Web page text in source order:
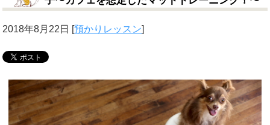
2018年8月22日 [預かりレッスン